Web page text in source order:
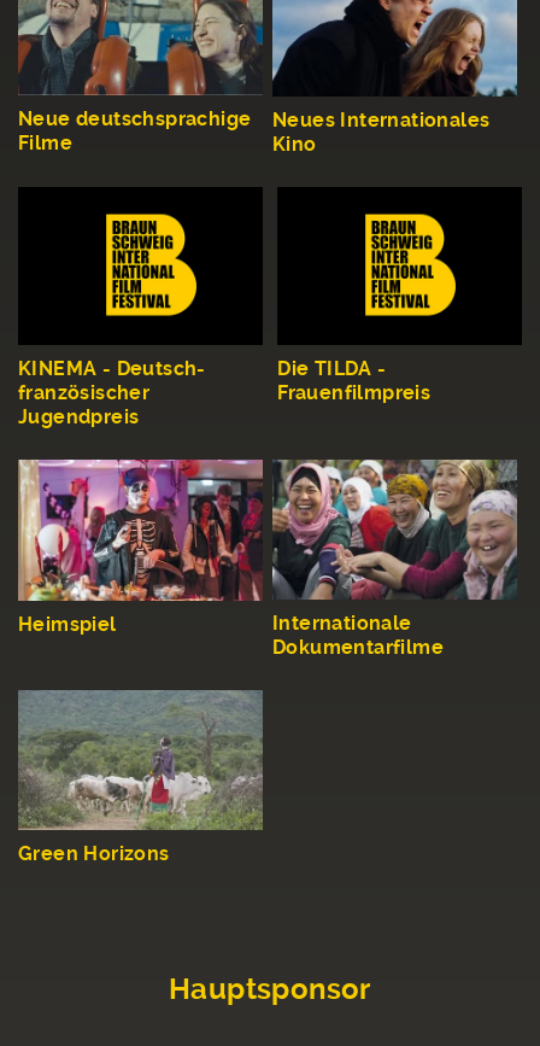
Neue deutschsprachige
Filme
Neues Internationales
Kino
KINEMA - Deutsch-
französischer
Jugendpreis
Die TILDA -
Frauenfilmpreis
Heimspiel
Internationale
Dokumentarfilme
Green Horizons
Hauptsponsor